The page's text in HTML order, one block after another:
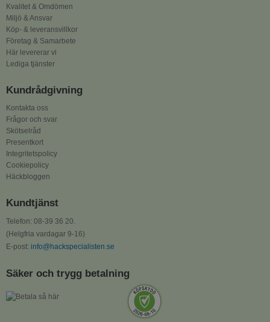
Kvalitet & Omdömen
Miljö & Ansvar
Köp- & leveransvillkor
Företag & Samarbete
Här levererar vi
Lediga tjänster
Kundrådgivning
Kontakta oss
Frågor och svar
Skötselråd
Presentkort
Integritetspolicy
Cookiepolicy
Häckbloggen
Kundtjänst
Telefon: 08-39 36 20.
(Helgfria vardagar 9-16)
E-post: info@hackspecialisten.se
Säker och trygg betalning